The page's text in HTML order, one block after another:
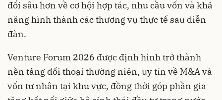
đổi sâu hơn về cơ hội hợp tác, nhu cầu vốn và khả
năng hình thành các thương vụ thực tế sau diễn
đàn.
Venture Forum 2026 được định hình trở thành
nền tảng đối thoại thường niên, uy tín về M&A và
vốn tư nhân tại khu vực, đồng thời góp phần gia